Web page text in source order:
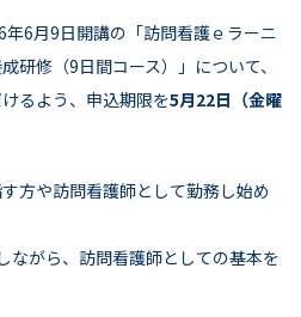
6月9日開講の「訪問看護ｅラーニ
研修（9日間コース）」について、
るよう、申込期限を5月22日（金曜
方や訪問看護師として勤務し始め
ながら、訪問看護師としての基本を